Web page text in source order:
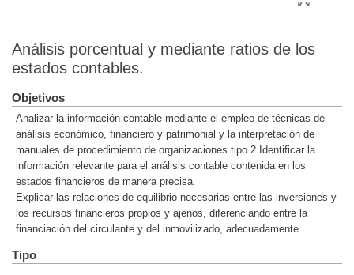
Análisis porcentual y mediante ratios de los
estados contables.
Objetivos
Analizar la información contable mediante el empleo de técnicas de
análisis económico, financiero y patrimonial y la interpretación de
manuales de procedimiento de organizaciones tipo 2 Identificar la
información relevante para el análisis contable contenida en los
estados financieros de manera precisa.
Explicar las relaciones de equilibrio necesarias entre las inversiones y
los recursos financieros propios y ajenos, diferenciando entre la
financiación del circulante y del inmovilizado, adecuadamente.
Tipo